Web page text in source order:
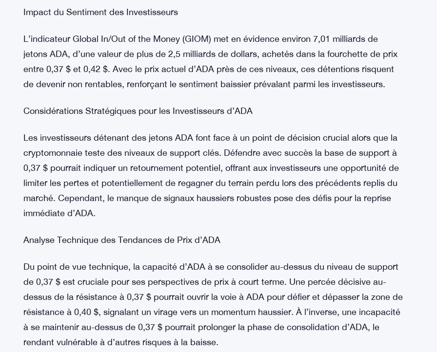
Impact du Sentiment des Investisseurs
L’indicateur Global In/Out of the Money (GIOM) met en évidence environ 7,01 milliards de
jetons ADA, d’une valeur de plus de 2,5 milliards de dollars, achetés dans la fourchette de prix
entre 0,37 $ et 0,42 $. Avec le prix actuel d’ADA près de ces niveaux, ces détentions risquent
de devenir non rentables, renforçant le sentiment baissier prévalant parmi les investisseurs.
Considérations Stratégiques pour les Investisseurs d’ADA
Les investisseurs détenant des jetons ADA font face à un point de décision crucial alors que la
0,37 $ pourrait indiquer un retournement potentiel, offrant aux investisseurs une opportunité de
limiter les pertes et potentiellement de regagner du terrain perdu lors des précédents replis du
marché. Cependant, le manque de signaux haussiers robustes pose des défis pour la reprise
immédiate d’ADA.
Analyse Technique des Tendances de Prix d’ADA